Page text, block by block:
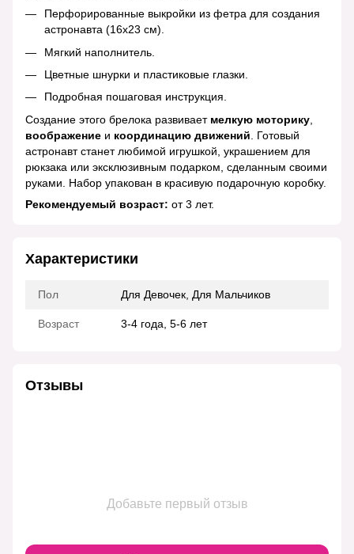
Перфорированные выкройки из фетра для создания
астронавта (16x23 см).
Мягкий наполнитель.
Цветные шнурки и пластиковые глазки.
Подробная пошаговая инструкция.
Создание этого брелока развивает мелкую моторику
воображение и координацию движений . Готовый
астронавт станет любимой игрушкой, украшением для
рюкзака или эксклюзивным подарком, сделанным своими
руками. Набор упакован в красивую подарочную коробку.
Рекомендуемый возраст: от 3 лет.
Характеристики
Пол Для Девочек, Для Мальчиков
Возраст 3-4 года, 5-6 лет
Отзывы
Добавьте первый отзыв